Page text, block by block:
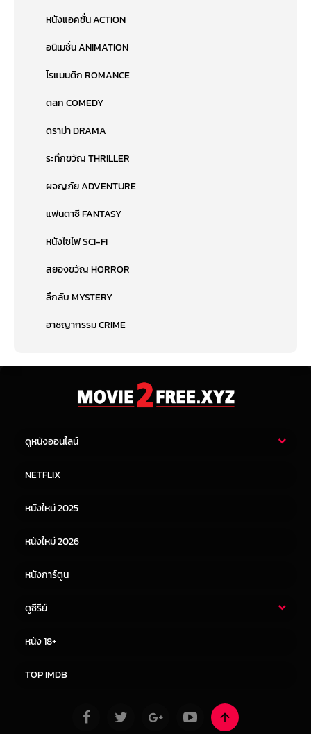
หนังแอคชั่น ACTION
อนิเมชั่น ANIMATION
โรแมนติก ROMANCE
ตลก COMEDY
ดราม่า DRAMA
ระทึกขวัญ THRILLER
ผจญภัย ADVENTURE
แฟนตาซี FANTASY
หนังไซไฟ SCI-FI
สยองขวัญ HORROR
ลึกลับ MYSTERY
อาชญากรรม CRIME
ดูหนังออนไลน์
หนังจีน
NETFLIX
หนังใหม่ 2025
หนังใหม่ 2026
หนังการ์ตูน
ดูซีรีย์
หนัง 18+
TOP IMDB